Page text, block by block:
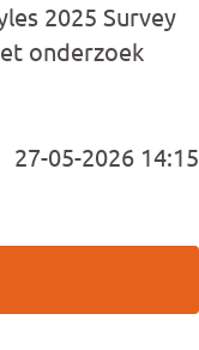
2025 Survey
onderzoek
27-05-2026 14:15